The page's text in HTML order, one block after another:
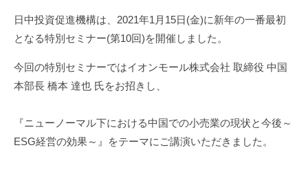
進
機
構
k
a
a
u
i
日中投資促進機構は、2021年1月15日(金)に新年の一番最初
となる特別セミナー(第10回)を開催しました。
今回の特別セミナーではイオンモール株式会社 取締役 中国
本部長 橋本 達也 氏をお招きし、
『ニューノーマル下における中国での小売業の現状と今後～
ESG経営の効果～』
をテーマにご講演いただきました。